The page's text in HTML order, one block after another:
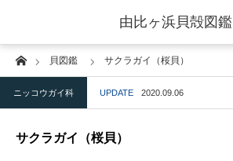
由比ヶ浜貝殻図鑑
Home貝図鑑 サクラガイ（桜貝）
ニッコウガイ科 UPDATE 2020.09.06
サクラガイ（桜貝）
home
二枚貝綱